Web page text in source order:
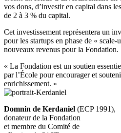
vos dons, d’investir en capital dans
de 2 à 3 % du capital.
Cet investissement représentera un
pour les startups en phase de «
nouveaux revenus pour la Fondation.
« La Fondation est un soutien
par l’École pour encourager et
enrichissement. »
Domnin de Kerdaniel (ECP 1991),
donateur de la Fondation
et membre du Comité de